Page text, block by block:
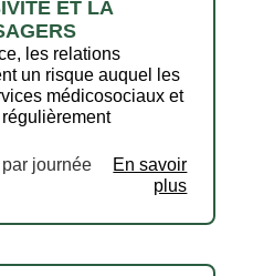
ET LA
les relations
un risque auquel les
médicosociaux et
journée
En savoir
plus